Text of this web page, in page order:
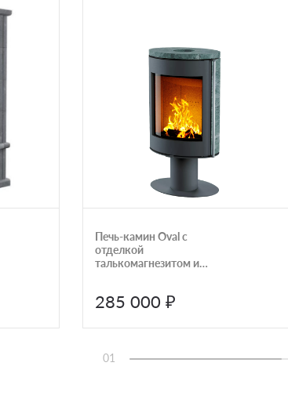
Печь-камин Oval с
отделкой
талькомагнезитом и
285 000 ₽
01